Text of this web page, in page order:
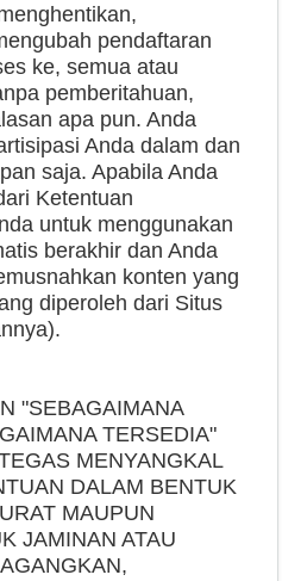
pendaftaran
ke, semua atau
pemberitahuan,
apa pun. Anda
Anda dalam dan
saja. Apabila Anda
Ketentuan
untuk menggunakan
berakhir dan Anda
konten yang
diperoleh dari Situs
"SEBAGAIMANA
TERSEDIA"
MENYANGKAL
DALAM BENTUK
MAUPUN
JAMINAN ATAU